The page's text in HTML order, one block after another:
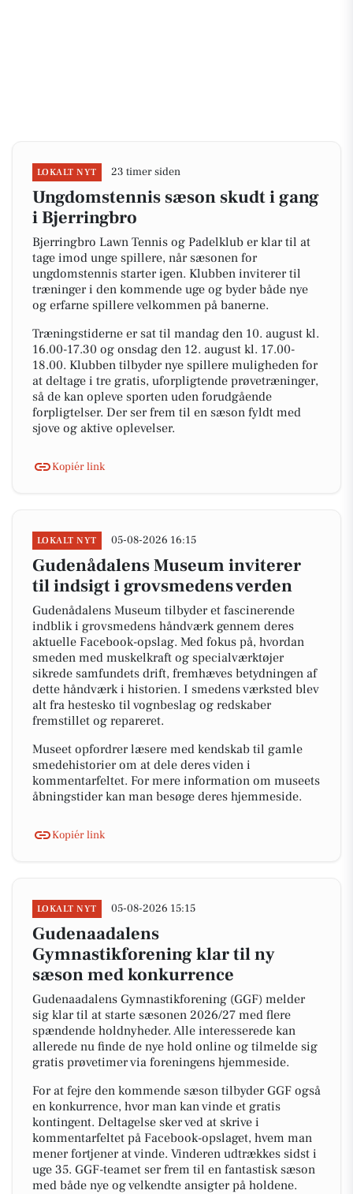
LOKALT NYT 23 timer siden
Ungdomstennis sæson skudt i gang
i Bjerringbro
Bjerringbro Lawn Tennis og Padelklub er klar til at
tage imod unge spillere, når sæsonen for
ungdomstennis starter igen. Klubben inviterer til
træninger i den kommende uge og byder både nye
og erfarne spillere velkommen på banerne.
Træningstiderne er sat til mandag den 10. august kl.
16.00-17.30 og onsdag den 12. august kl. 17.00-
18.00. Klubben tilbyder nye spillere muligheden for
at deltage i tre gratis, uforpligtende prøvetræninger,
så de kan opleve sporten uden forudgående
forpligtelser. Der ser frem til en sæson fyldt med
sjove og aktive oplevelser.
Kopiér link
LOKALT NYT 05-08-2026 16:15
Gudenådalens Museum inviterer
til indsigt i grovsmedens verden
Gudenådalens Museum tilbyder et fascinerende
indblik i grovsmedens håndværk gennem deres
aktuelle Facebook-opslag. Med fokus på, hvordan
smeden med muskelkraft og specialværktøjer
sikrede samfundets drift, fremhæves betydningen af
dette håndværk i historien. I smedens værksted blev
alt fra hestesko til vognbeslag og redskaber
fremstillet og repareret.
Museet opfordrer læsere med kendskab til gamle
smedehistorier om at dele deres viden i
kommentarfeltet. For mere information om museets
åbningstider kan man besøge deres hjemmeside.
Kopiér link
LOKALT NYT 05-08-2026 15:15
Gudenaadalens
Gymnastikforening klar til ny
sæson med konkurrence
Gudenaadalens Gymnastikforening (GGF) melder
sig klar til at starte sæsonen 2026/27 med flere
spændende holdnyheder. Alle interesserede kan
allerede nu finde de nye hold online og tilmelde sig
gratis prøvetimer via foreningens hjemmeside.
For at fejre den kommende sæson tilbyder GGF også
en konkurrence, hvor man kan vinde et gratis
kontingent. Deltagelse sker ved at skrive i
kommentarfeltet på Facebook-opslaget, hvem man
mener fortjener at vinde. Vinderen udtrækkes sidst i
uge 35. GGF-teamet ser frem til en fantastisk sæson
med både nye og velkendte ansigter på holdene.